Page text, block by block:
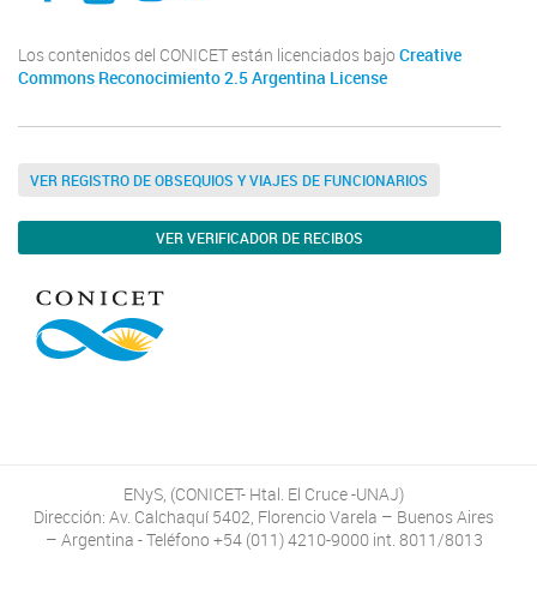
Los contenidos del CONICET están licenciados bajo Creative
Commons Reconocimiento 2.5 Argentina License
VER REGISTRO DE OBSEQUIOS Y VIAJES DE FUNCIONARIOS
VER VERIFICADOR DE RECIBOS
ENyS, (CONICET- Htal. El Cruce -UNAJ)
Dirección: Av. Calchaquí 5402, Florencio Varela – Buenos Aires
– Argentina - Teléfono +54 (011) 4210-9000 int. 8011/8013